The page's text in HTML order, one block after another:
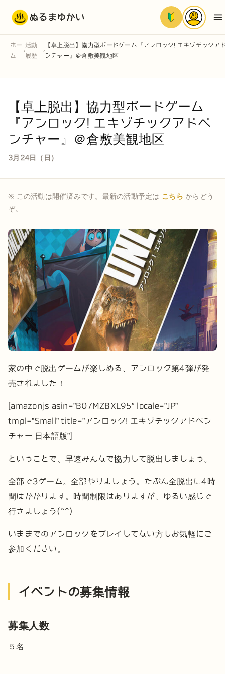
ぬるまゆかい
ホー
ム
›
活動
履歴
›
【卓上脱出】協力型ボードゲーム『アンロック! エキゾチックア
ンチャー』＠倉敷美観地区
【卓上脱出】協力型ボードゲーム
『アンロック! エキゾチックアドベ
ンチャー』＠倉敷美観地区
3月24日（日）
※ この活動は開催済みです。最新の活動予定は こちら からどう
ぞ。
家の中で脱出ゲームが楽しめる、アンロック第4弾が発
売されました！
[amazonjs asin=”B07MZBXL95″ locale=”JP”
tmpl=”Small” title=”アンロック! エキゾチックアドベン
チャー 日本語版”]
ということで、早速みんなで協力して脱出しましょう。
全部で3ゲーム。全部やりましょう。たぶん全脱出に4時
間はかかります。 時間制限はありますが、ゆるい感じで
行きましょう(^^)
いままでのアンロックをプレイしてない方もお気軽にご
参加ください。
イベントの募集情報
募集人数
５名